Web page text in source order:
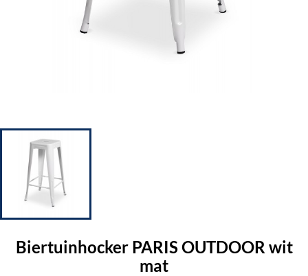
Biertuinhocker PARIS OUTDOOR wit
mat